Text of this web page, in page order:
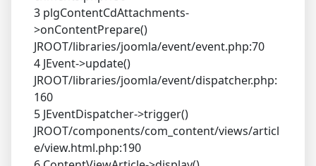
3 plgContentCdAttachments-
>onContentPrepare()
JROOT/libraries/joomla/event/event.php:70
4 JEvent->update()
JROOT/libraries/joomla/event/dispatcher.php:
160
5 JEventDispatcher->trigger()
JROOT/components/com_content/views/articl
e/view.html.php:190